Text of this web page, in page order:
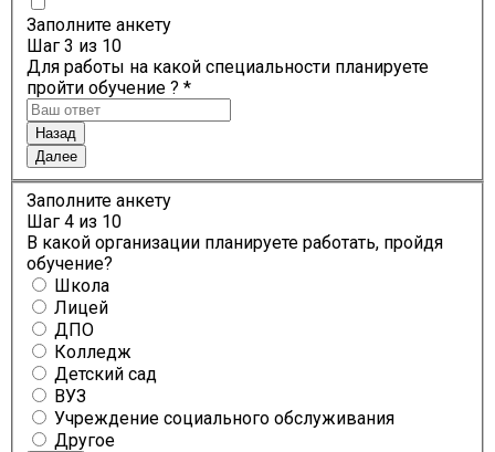
Заполните анкету
Шаг 3 из 10
Для работы на какой специальности планируете
пройти обучение ? *
Назад
Далее
Заполните анкету
Шаг 4 из 10
В какой организации планируете работать, пройдя
обучение?
Школа
Лицей
ДПО
Колледж
Детский сад
ВУЗ
Учреждение социального обслуживания
Другое